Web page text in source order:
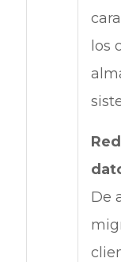
los
De